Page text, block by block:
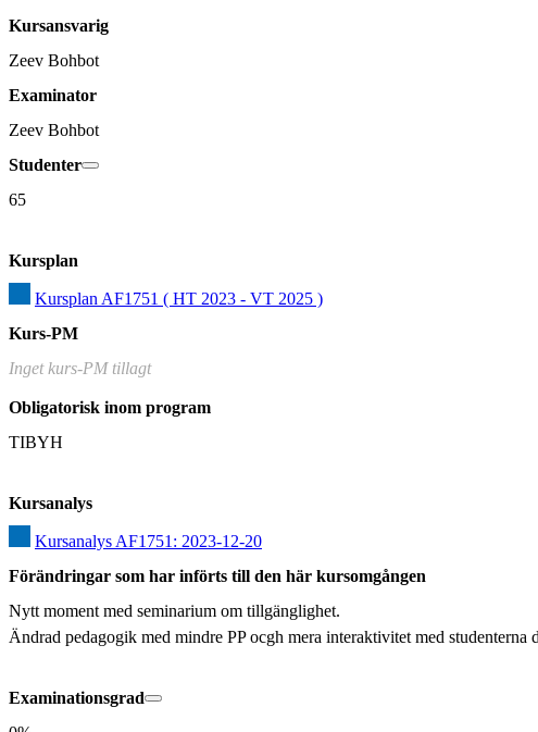
Kursansvarig
Zeev Bohbot
Examinator
Zeev Bohbot
Studenter
65
Kursplan
Kursplan AF1751 ( HT 2023 - VT 2025 )
Kurs-PM
Inget kurs-PM tillagt
Obligatorisk inom program
TIBYH
Kursanalys
Kursanalys AF1751: 2023-12-20
Förändringar som har införts till den här kursomgången
Nytt moment med seminarium om tillgänglighet.
Ändrad pedagogik med mindre PP ocgh mera interaktivitet med studenterna
Examinationsgrad